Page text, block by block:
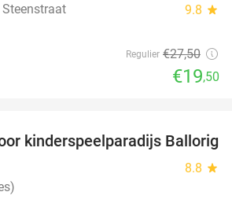
9.8 star
Regulier €27,50
€19,50
32%
kinderspeelparadijs Ballorig
8.8 star